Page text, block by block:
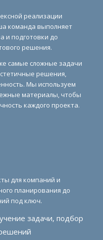
реализации
команда выполняет
и подготовки до
решения.
самые сложные задачи
решения,
Мы используем
материалы, чтобы
каждого проекта.
для компаний и
планирования до
под ключ.
задачи, подбор